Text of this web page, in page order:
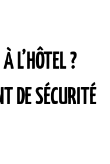
L’HÔTEL ?
DE SÉCURITÉ